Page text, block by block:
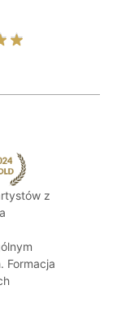
z
Formacja